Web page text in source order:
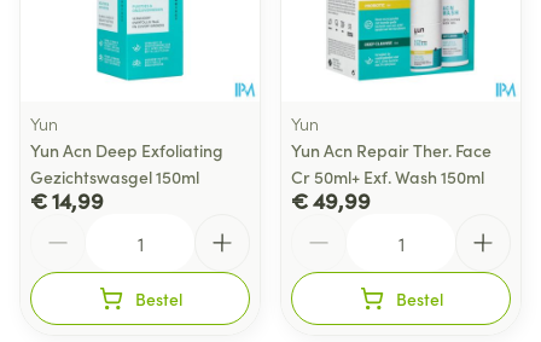
Yun
Yun Acn Deep Exfoliating
Gezichtswasgel 150ml
€ 14,99
Bestel
Yun
Yun Acn Repair Ther. Face
Cr 50ml+ Exf. Wash 150ml
€ 49,99
Bestel